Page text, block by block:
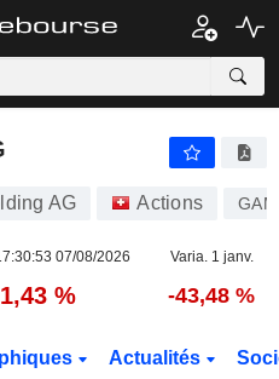
AG Actions GAM
07/08/2026 Varia. 1 janv.
% -43,48 %
Actualités